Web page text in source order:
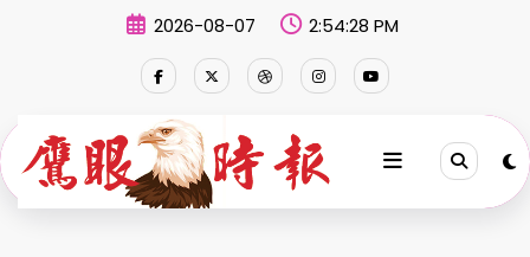
2026-08-07 2:54:29 PM